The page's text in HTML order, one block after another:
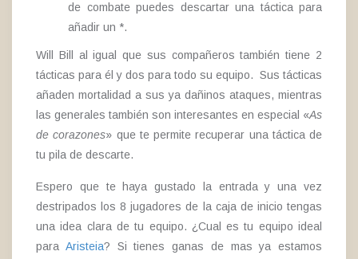
de combate puedes descartar una táctica para
añadir un *.
Will Bill al igual que sus compañeros también tiene 2
tácticas para él y dos para todo su equipo. Sus tácticas
añaden mortalidad a sus ya dañinos ataques, mientras
las generales también son interesantes en especial «As
de corazones» que te permite recuperar una táctica de
tu pila de descarte.
Espero que te haya gustado la entrada y una vez
destripados los 8 jugadores de la caja de inicio tengas
una idea clara de tu equipo. ¿Cual es tu equipo ideal
para Aristeia? Si tienes ganas de mas ya estamos